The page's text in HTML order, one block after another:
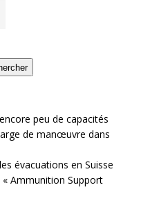
peu de capacités
de manœuvre dans
évacuations en Suisse
Ammunition Support